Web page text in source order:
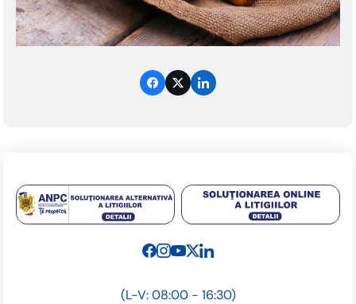
(L-V: 08:00 - 16:30)